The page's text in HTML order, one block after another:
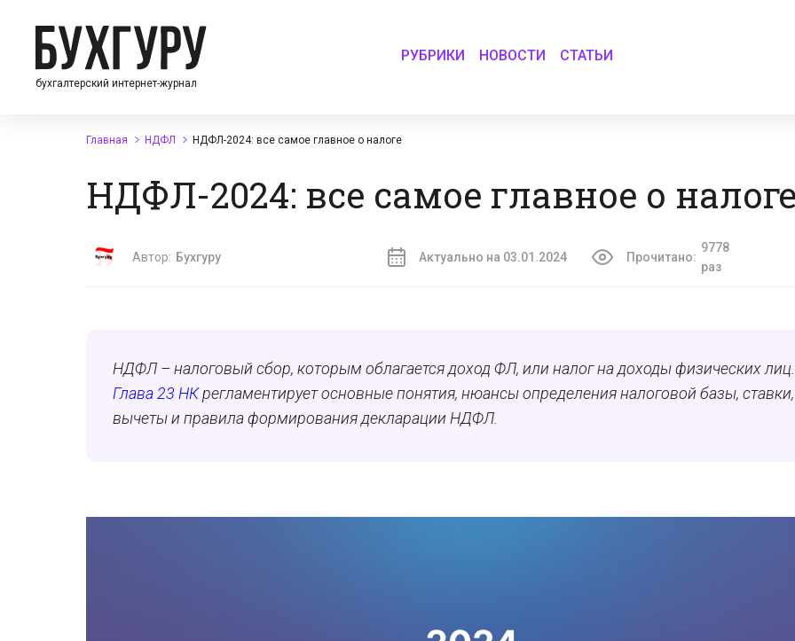
бухгалтерский интернет-журнал
РУБРИКИ НОВОСТИ СТАТЬИ
Главная НДФЛ НДФЛ-2024: все самое главное о налоге
НДФЛ-2024: все самое главное о налоге
Автор: Бухгуру Актуально на 03.01.2024 Прочитано:
9778
раз
НДФЛ – налоговый сбор, которым облагается доход ФЛ, или налог на доходы физических лиц.
Глава 23 НКрегламентирует основные понятия, нюансы определения налоговой базы, ставки,
вычеты и правила формирования декларации НДФЛ.